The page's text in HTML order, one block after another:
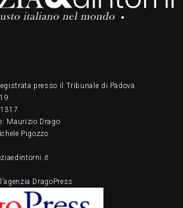
presso il Tribunale di Padova
Maurizio Drago
Pigozzo
DragoPress